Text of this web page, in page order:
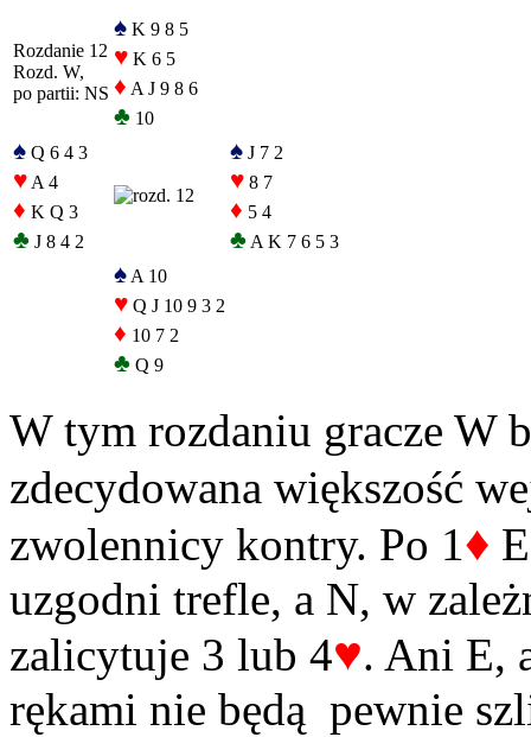
Rozdanie 12
Rozd. W,
po partii: NS
♠ K 9 8 5
♥ K 6 5
♦ A J 9 8 6
♣ 10
♠ Q 6 4 3
♥ A 4
♦ K Q 3
♣ J 8 4 2
♠ J 7 2
♥ 8 7
♦ 5 4
♣ A K 7 6 5 3
♠ A 10
♥ Q J 10 9 3 2
♦ 10 7 2
♣ Q 9
W tym rozdaniu gracze W
zdecydowana większość
zwolennicy kontry. Po 1♦
uzgodni trefle, a N, w
zalicytuje 3 lub 4♥. Ani E,
rękami nie będą pewnie